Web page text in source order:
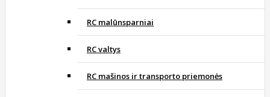
RC malūnsparniai
RC valtys
RC mašinos ir transporto priemonės